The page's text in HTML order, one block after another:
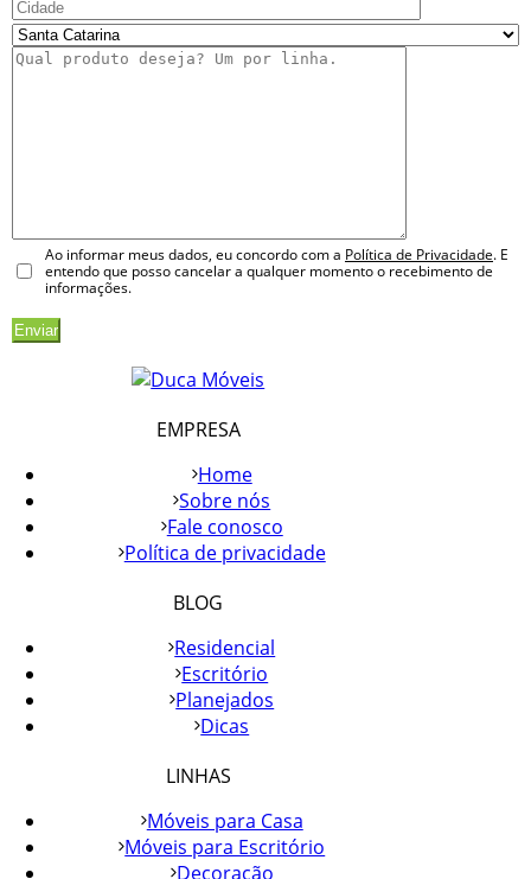
Ao informar meus dados, eu concordo com a Política de Privacidade. E
entendo que posso cancelar a qualquer momento o recebimento de
informações.
EMPRESA
Home
Sobre nós
Fale conosco
Política de privacidade
BLOG
Residencial
Escritório
Planejados
Dicas
LINHAS
Móveis para Casa
Móveis para Escritório
Decoração